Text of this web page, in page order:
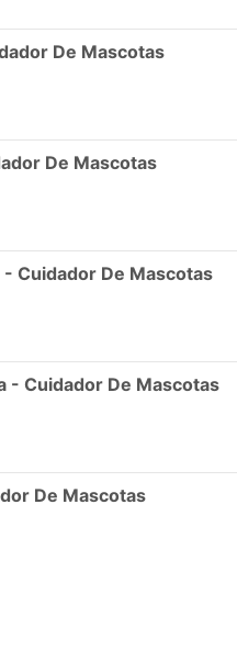
De Mascotas
De Mascotas
- Cuidador De Mascotas
- Cuidador De Mascotas
De Mascotas